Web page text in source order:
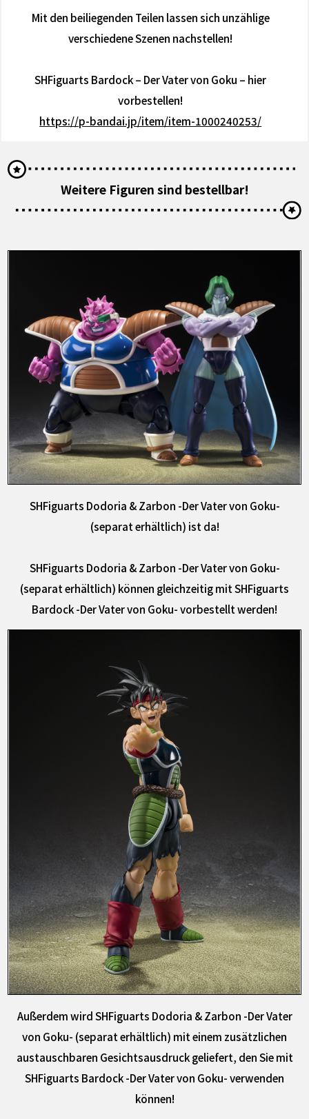
Mit den beiliegenden Teilen lassen sich unzählige
verschiedene Szenen nachstellen!
SHFiguarts Bardock – Der Vater von Goku – hier
vorbestellen!
https://p-bandai.jp/item/item-1000240253/
Weitere Figuren sind bestellbar!
SHFiguarts Dodoria & Zarbon -Der Vater von Goku-
(separat erhältlich) ist da!
SHFiguarts Dodoria & Zarbon -Der Vater von Goku-
(separat erhältlich) können gleichzeitig mit SHFiguarts
Bardock -Der Vater von Goku- vorbestellt werden!
Außerdem wird SHFiguarts Dodoria & Zarbon -Der Vater
von Goku- (separat erhältlich) mit einem zusätzlichen
austauschbaren Gesichtsausdruck geliefert, den Sie mit
SHFiguarts Bardock -Der Vater von Goku- verwenden
können!